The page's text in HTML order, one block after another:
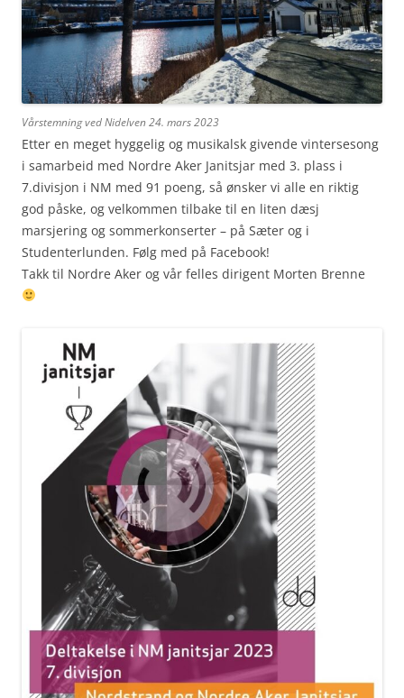
Vårstemning ved Nidelven 24. mars 2023
Etter en meget hyggelig og musikalsk givende vintersesong
i samarbeid med Nordre Aker Janitsjar med 3. plass i
7.divisjon i NM med 91 poeng, så ønsker vi alle en riktig
god påske, og velkommen tilbake til en liten dæsj
marsjering og sommerkonserter – på Sæter og i
Studenterlunden. Følg med på Facebook!
Takk til Nordre Aker og vår felles dirigent Morten Brenne